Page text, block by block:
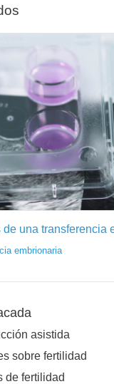
una transferencia
embrionaria
asistida
sobre fertilidad
de fertilidad